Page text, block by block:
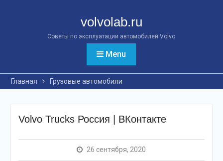
volvolab.ru
Советы по эксплуатации автомобилей Volvo
Menu
Главная Грузовые автомобили
Volvo Trucks Россия | ВКонтакте
26 сентября, 2020